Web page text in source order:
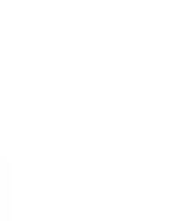
oli: €687.00.
hinta on: €632.04.